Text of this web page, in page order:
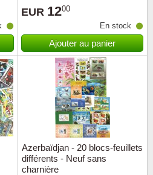
EUR 1200
En stock
Ajouter au panier
Azerbaïdjan - 20 blocs-feuillets
différents - Neuf sans
charnière
Fleurs